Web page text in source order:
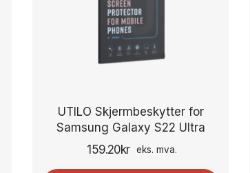
UTILO Skjermbeskytter for
Samsung Galaxy S22 Ultra
159.20kr eks. mva.